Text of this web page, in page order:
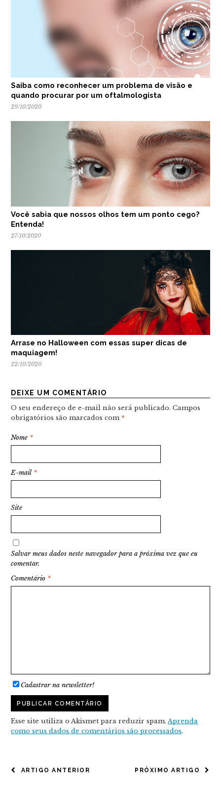
Saiba como reconhecer um problema de visão e
quando procurar por um oftalmologista
29/10/2020
Você sabia que nossos olhos tem um ponto cego?
Entenda!
27/10/2020
Arrase no Halloween com essas super dicas de
maquiagem!
22/10/2020
DEIXE UM COMENTÁRIO
O seu endereço de e-mail não será publicado. Campos
obrigatórios são marcados com *
Nome *
E-mail *
Site
Salvar meus dados neste navegador para a próxima vez que eu
comentar.
Comentário *
Cadastrar na newsletter!
Esse site utiliza o Akismet para reduzir spam.Aprenda
como seus dados de comentários são processados.
NAVEGAÇÃO
PRÓXIMO ARTIGO
ARTIGO ANTERIOR